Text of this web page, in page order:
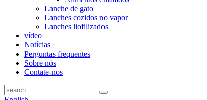
Lanche de gato
Lanches cozidos no vapor
Lanches liofilizados
vídeo
Notícias
Perguntas frequentes
Sobre nós
Contate-nos